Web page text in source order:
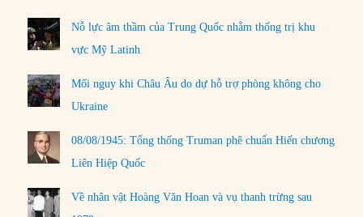
Nỗ lực âm thầm của Trung Quốc nhằm thống trị khu
vực Mỹ Latinh
Mối nguy khi Châu Âu do dự hỗ trợ phòng không cho
Ukraine
08/08/1945: Tổng thống Truman phê chuẩn Hiến chương
Liên Hiệp Quốc
Về nhân vật Hoàng Văn Hoan và vụ thanh trừng sau